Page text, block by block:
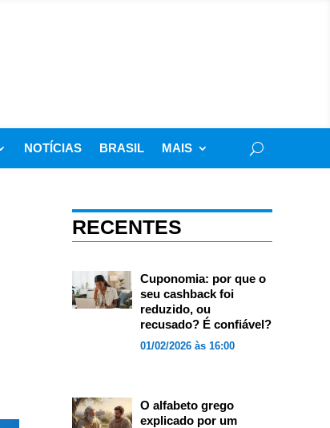
NOTÍCIAS BRASIL MAIS
RECENTES
Cuponomia: por que o
seu cashback foi
reduzido, ou
recusado? É confiável?
01/02/2026 às 16:00
O alfabeto grego
explicado por um